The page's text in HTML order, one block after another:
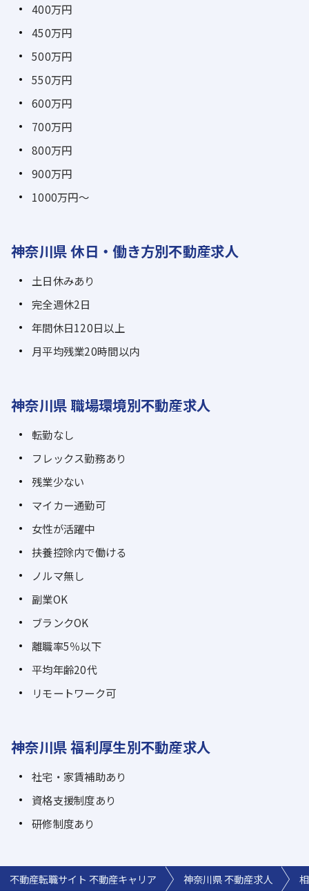
400万円
450万円
500万円
550万円
600万円
700万円
800万円
900万円
1000万円～
神奈川県 休日・働き方別不動産求人
土日休みあり
完全週休2日
年間休日120日以上
月平均残業20時間以内
神奈川県 職場環境別不動産求人
転勤なし
フレックス勤務あり
残業少ない
マイカー通勤可
女性が活躍中
扶養控除内で働ける
ノルマ無し
副業OK
ブランクOK
離職率5％以下
平均年齢20代
リモートワーク可
神奈川県 福利厚生別不動産求人
社宅・家賃補助あり
資格支援制度あり
研修制度あり
不動産転職サイト 不動産キャリア 神奈川県 不動産求人